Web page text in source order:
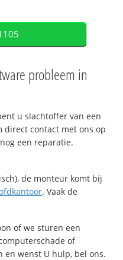
probleem in
u slachtoffer van een
direct contact met ons op
een reparatie.
de monteur komt bij
. Vaak de
of we sturen een
of
wenst U hulp, bel ons.